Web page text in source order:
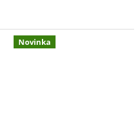
kyslíkem je velmi...
Novinka